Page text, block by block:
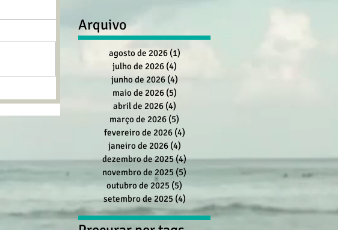
Arquivo
agosto de 2026 (1)
julho de 2026 (4)
junho de 2026 (4)
maio de 2026 (5)
abril de 2026 (4)
março de 2026 (5)
fevereiro de 2026 (4)
janeiro de 2026 (4)
dezembro de 2025(4)4 posts
novembro de 2025 (5)
outubro de 2025 (5)
setembro de 2025 (4) 4 posts